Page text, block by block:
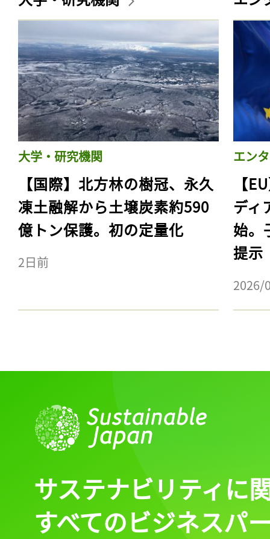
大学・研究機関
【国際】北方林の樹冠、永久
凍土融解から土壌炭素約590
億トン保護。初の定量化
2日前
エン
【
ディ
始。
提示
2026/
ログイン
会員登録
サステナビリティに
すべてのビジネスパ